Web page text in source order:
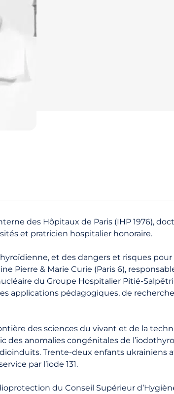
des Hôpitaux de Paris (IHP 1976),
et pratricien hospitalier honoraire.
et des dangers et risques
Pierre & Marie Curie (Paris 6),
du Groupe Hospitalier Pitié-
applications pédagogiques, de
des sciences du vivant et de la
anomalies congénitales de
Trente-deux enfants ukrainiens
par l’iode 131.
du Conseil Supérieur